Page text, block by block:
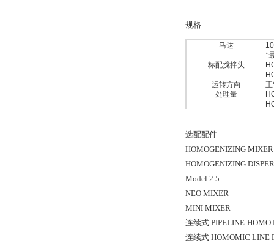
规格
马达
*
标配搅拌头
运转方向
处理量
选配配件
HOMOGENIZING
HOMOGENIZING
Model 2.5
NEO MIXER
MINI MIXER
连续式 PIPELINE-HOMO
连续式 HOMOMIC LINE